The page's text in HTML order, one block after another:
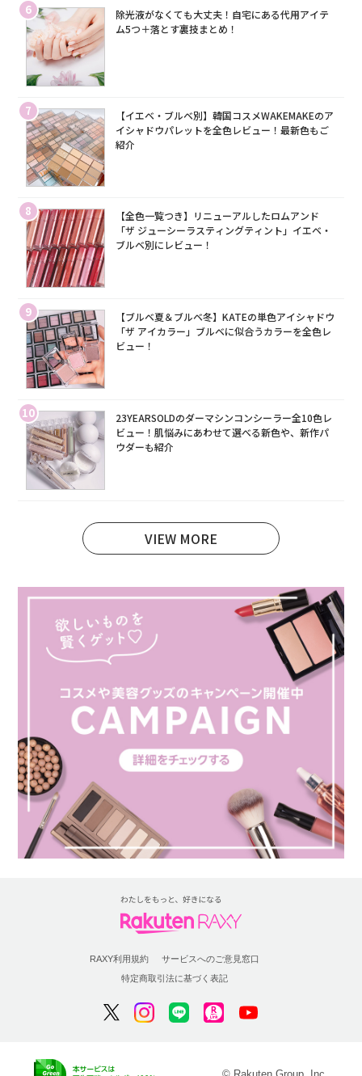
6
除光液がなくても大丈夫！自宅にある代用アイテ
ム5つ＋落とす裏技まとめ！
7
【イエベ・ブルベ別】韓国コスメWAKEMAKEのア
イシャドウパレットを全色レビュー！最新色もご
紹介
8
【全色一覧つき】リニューアルしたロムアンド
「ザ ジューシーラスティングティント」イエベ・
ブルベ別にレビュー！
9
【ブルベ夏＆ブルベ冬】KATEの単色アイシャドウ
「ザ アイカラー」ブルベに似合うカラーを全色レ
ビュー！
10
23YEARSOLDのダーマシンコンシーラー全10色レ
ビュー！肌悩みにあわせて選べる新色や、新作パ
ウダーも紹介
VIEW MORE
RAXY利用規約
サービスへのご意見窓口
特定商取引法に基づく表記